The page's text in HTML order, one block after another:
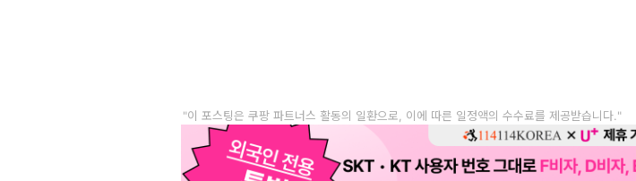
"이 포스팅은 쿠팡 파트너스 활동의 일환으로, 이에 따른 일정액의 수수료를 제공받습니다."